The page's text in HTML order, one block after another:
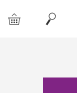
Varukorg Sök